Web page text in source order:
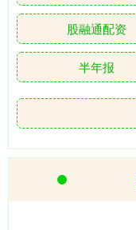
股融通配资
半年报